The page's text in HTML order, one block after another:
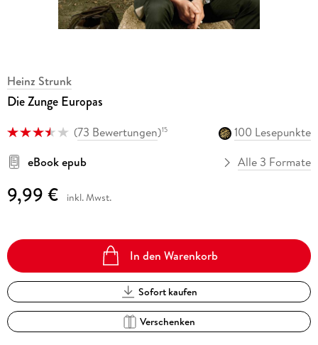
Heinz Strunk
Die Zunge Europas
(73 Bewertungen)15
100 Lesepunkte
eBook epub
Alle 3 Formate
9,99 € inkl. Mwst.
In den Warenkorb
Sofort kaufen
Verschenken